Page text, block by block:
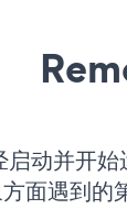
动并开始
面遇到的